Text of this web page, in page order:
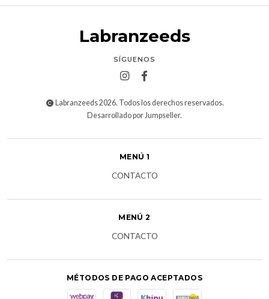
Labranzeeds
SÍGUENOS
Labranzeeds 2026. Todos los derechos reservados.
Desarrollado por Jumpseller.
MENÚ 1
CONTACTO
MENÚ 2
CONTACTO
MÉTODOS DE PAGO ACEPTADOS